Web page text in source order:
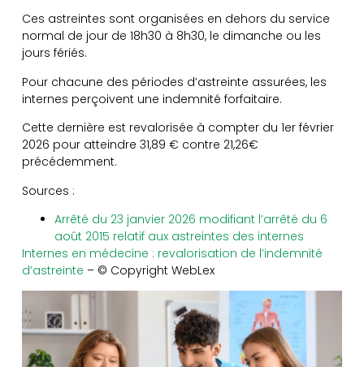
Ces astreintes sont organisées en dehors du service
normal de jour de 18h30 à 8h30, le dimanche ou les
jours fériés.
Pour chacune des périodes d’astreinte assurées, les
internes perçoivent une indemnité forfaitaire.
Cette dernière est revalorisée à compter du 1er février
2026 pour atteindre 31,89 € contre 21,26€
précédemment.
Sources :
Arrêté du 23 janvier 2026 modifiant l’arrêté du 6
août 2015 relatif aux astreintes des internes
Internes en médecine : revalorisation de l’indemnité
d’astreinte – © Copyright WebLex